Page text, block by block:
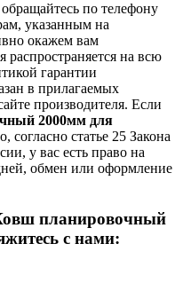
по телефону
указанным на
окажем вам
на всю
гарантии
в прилагаемых
производителя. Если
2000мм для
согласно статье 25 Закона
у вас есть право на
обмен или оформление
планировочный
с нами: